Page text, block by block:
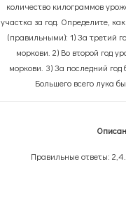
количество килограммов
участка за год. Определите,
(правильными): 1) За третий
моркови. 2) Во второй год
моркови. 3) За последний
Большего всего лука
Правильные ответы: